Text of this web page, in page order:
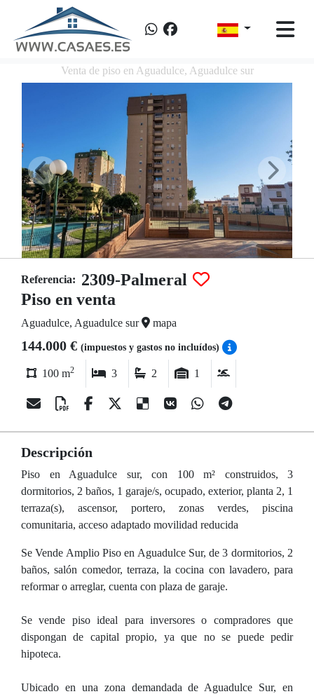
Venta de piso en Aguadulce, Aguadulce sur
Referencia: 2309-Palmeral
Piso en venta
Aguadulce, Aguadulce sur mapa
144.000 € (impuestos y gastos no incluídos)
100 m2 3 2 1
Descripción
Piso en Aguadulce sur, con 100 m² construidos, 3
dormitorios, 2 baños, 1 garaje/s, ocupado, exterior, planta 2, 1
terraza(s), ascensor, portero, zonas verdes, piscina
comunitaria, acceso adaptado movilidad reducida
Se Vende Amplio Piso en Aguadulce Sur, de 3 dormitorios, 2
baños, salón comedor, terraza, la cocina con lavadero, para
reformar o arreglar, cuenta con plaza de garaje.
Se vende piso ideal para inversores o compradores que
dispongan de capital propio, ya que no se puede pedir
hipoteca.
Ubicado en una zona demandada de Aguadulce Sur, en